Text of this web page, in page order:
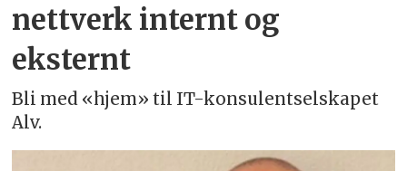
nettverk internt og
eksternt
Bli med «hjem» til IT-konsulentselskapet
Alv.